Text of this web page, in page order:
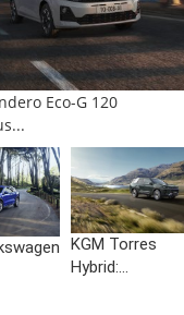
Eco-G 120
KGM Torres
Hybrid:...